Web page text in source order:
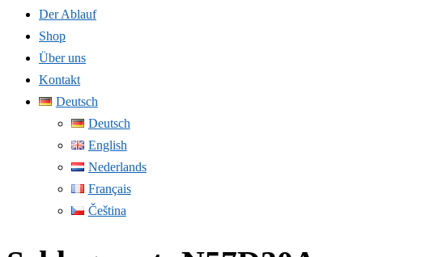
Der Ablauf
Shop
Über uns
Kontakt
Deutsch
Deutsch
English
Nederlands
Français
Čeština